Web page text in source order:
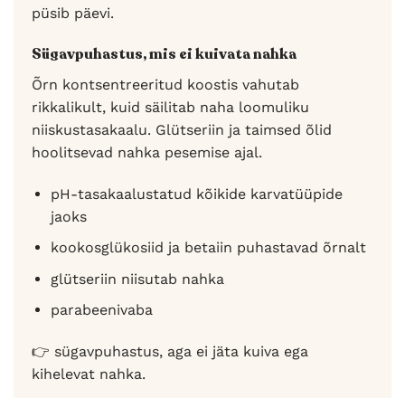
püsib päevi.
Sügavpuhastus, mis ei kuivata nahka
Õrn kontsentreeritud koostis vahutab
rikkalikult, kuid säilitab naha loomuliku
niiskustasakaalu. Glütseriin ja taimsed õlid
hoolitsevad nahka pesemise ajal.
pH-tasakaalustatud kõikide karvatüüpide
jaoks
kookosglükosiid ja betaiin puhastavad õrnalt
glütseriin niisutab nahka
parabeenivaba
👉 sügavpuhastus, aga ei jäta kuiva ega
kihelevat nahka.